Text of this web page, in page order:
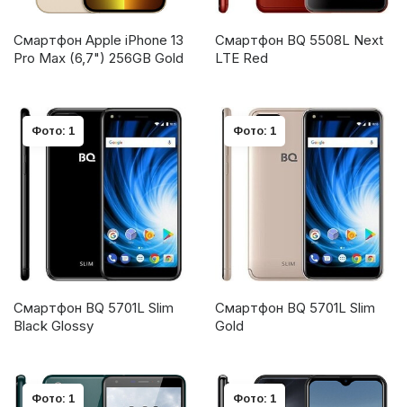
Смартфон Apple iPhone 13
Pro Max (6,7") 256GB Gold
Смартфон BQ 5508L Next
LTE Red
Фото: 1
Смартфон BQ 5701L Slim
Black Glossy
Фото: 1
Смартфон BQ 5701L Slim
Gold
Фото: 1 Фото: 1